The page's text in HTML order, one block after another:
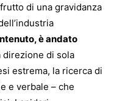
di una gravidanza
è andato
direzione di sola
estrema, la ricerca di
e verbale – che